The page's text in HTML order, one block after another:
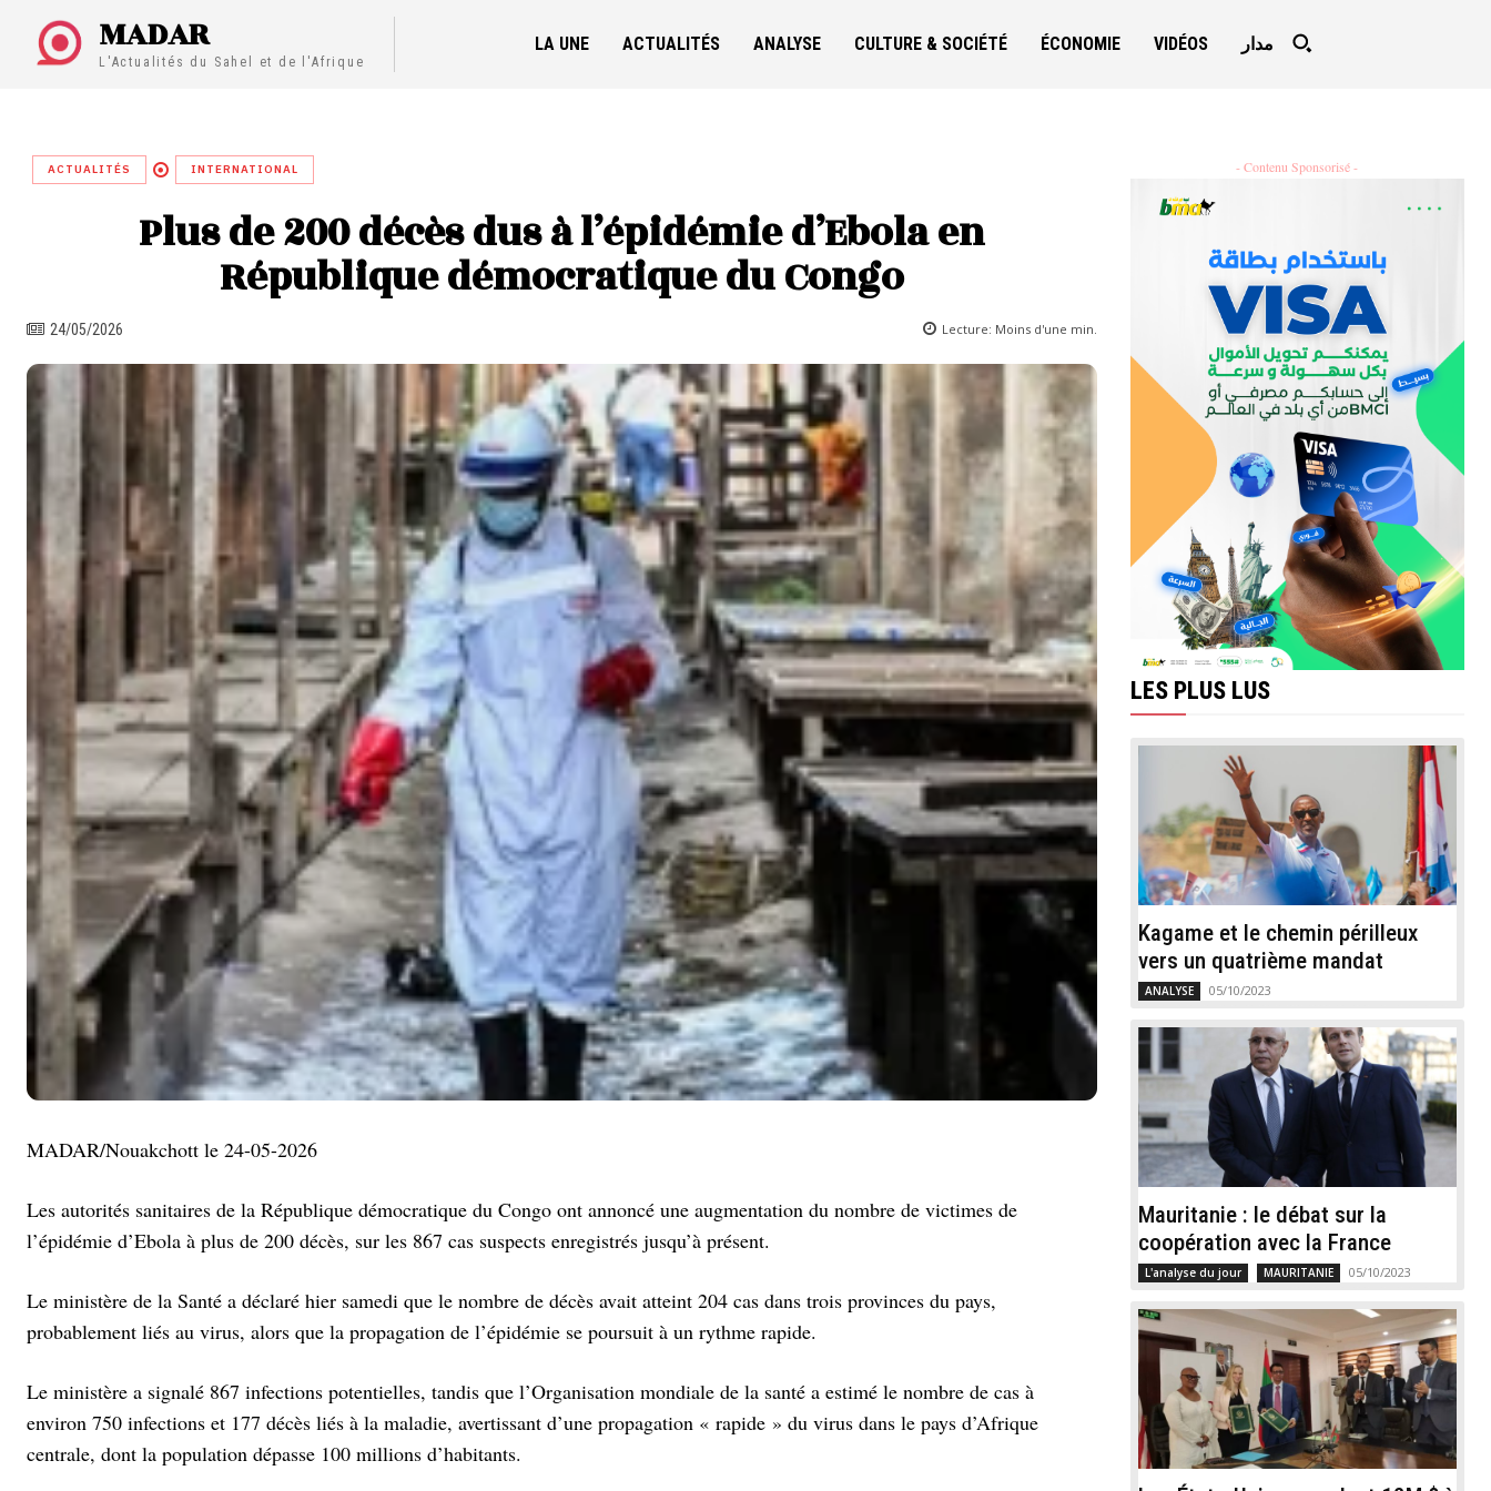
MADAR
L'Actualités du Sahel et de l'Afrique
LA UNE ACTUALITÉS ANALYSE CULTURE & SOCIÉTÉ ÉCONOMIE VIDÉOS مدار
ACTUALITÉS INTERNATIONAL
Plus de 200 décès dus à l’épidémie d’Ebola en
République démocratique du Congo
24/05/2026 Lecture: Moins d'une min.
MADAR/Nouakchott le 24-05-2026
Les autorités sanitaires de la République démocratique du Congo ont annoncé une augmentation du nombre de victimes de
l’épidémie d’Ebola à plus de 200 décès, sur les 867 cas suspects enregistrés jusqu’à présent.
Le ministère de la Santé a déclaré hier samedi que le nombre de décès avait atteint 204 cas dans trois provinces du pays,
probablement liés au virus, alors que la propagation de l’épidémie se poursuit à un rythme rapide.
Le ministère a signalé 867 infections potentielles, tandis que l’Organisation mondiale de la santé a estimé le nombre de cas à
environ 750 infections et 177 décès liés à la maladie, avertissant d’une propagation « rapide » du virus dans le pays d’Afrique
centrale, dont la population dépasse 100 millions d’habitants.
- Contenu Sponsorisé -
LES PLUS LUS
Kagame et le chemin périlleux
vers un quatrième mandat
ANALYSE 05/10/2023
Mauritanie : le débat sur la
coopération avec la France
L'analyse du jour MAURITANIE 05/10/2023